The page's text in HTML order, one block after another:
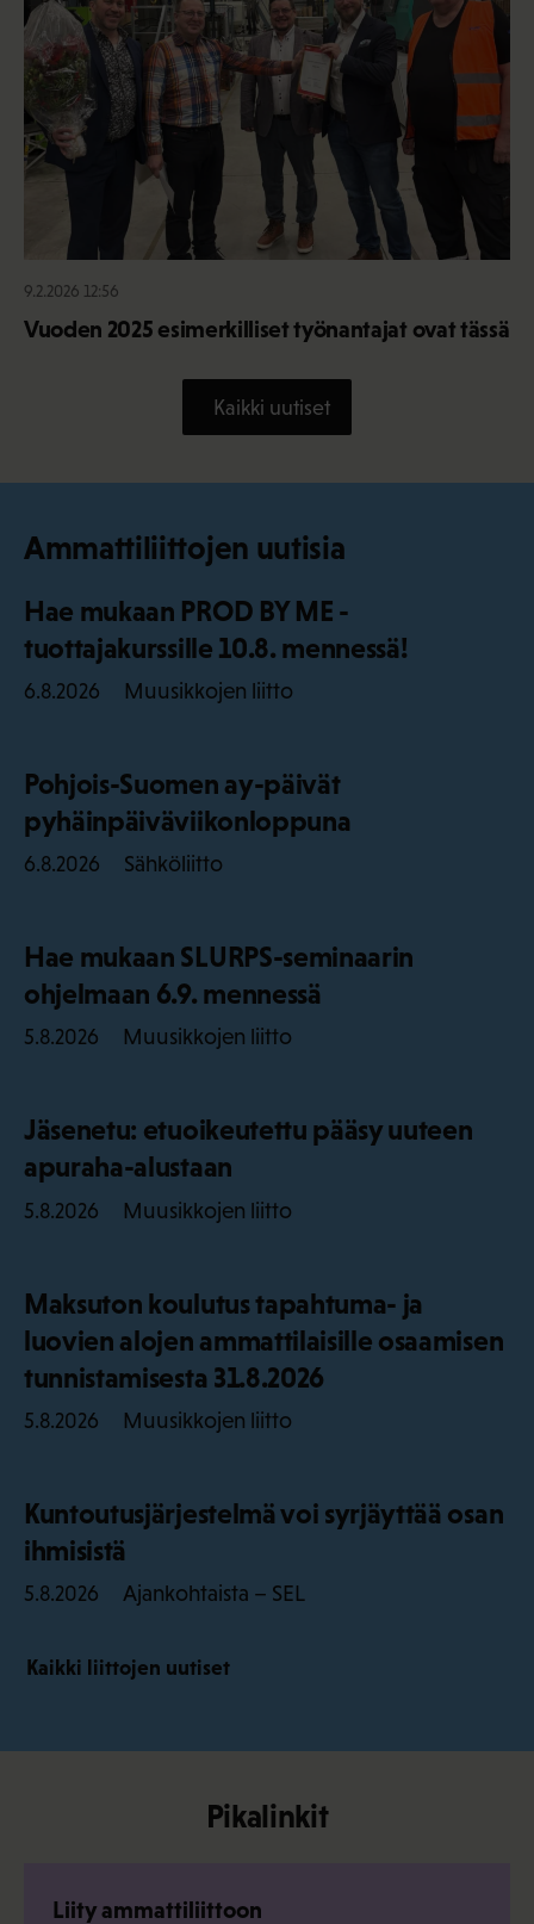
9.2.2026 12:56
Vuoden 2025 esimerkilliset työnantajat ovat tässä
Kaikki uutiset
Ammattiliittojen uutisia
Hae mukaan PROD BY ME -
tuottajakurssille 10.8. mennessä!
6.8.2026 Muusikkojen liitto
Pohjois-Suomen ay-päivät
pyhäinpäiväviikonloppuna
6.8.2026 Sähköliitto
Hae mukaan SLURPS-seminaarin
ohjelmaan 6.9. mennessä
5.8.2026 Muusikkojen liitto
Jäsenetu: etuoikeutettu pääsy uuteen
apuraha-alustaan
5.8.2026 Muusikkojen liitto
Maksuton koulutus tapahtuma- ja
luovien alojen ammattilaisille osaamisen
tunnistamisesta 31.8.2026
5.8.2026 Muusikkojen liitto
Kuntoutusjärjestelmä voi syrjäyttää osan
ihmisistä
5.8.2026 Ajankohtaista – SEL
Kaikki liittojen uutiset
Pikalinkit
Liity ammattiliittoon